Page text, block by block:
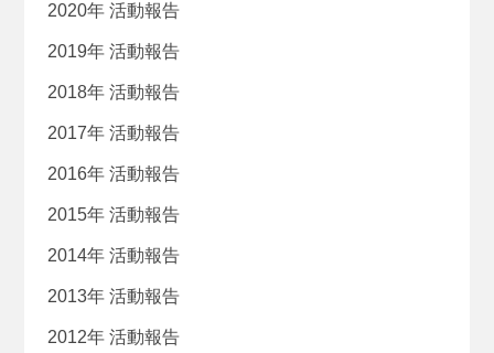
2020年 活動報告
2019年 活動報告
2018年 活動報告
2017年 活動報告
2016年 活動報告
2015年 活動報告
2014年 活動報告
2013年 活動報告
2012年 活動報告